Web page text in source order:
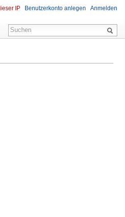
IP Benutzerkonto anlegen Anmelden